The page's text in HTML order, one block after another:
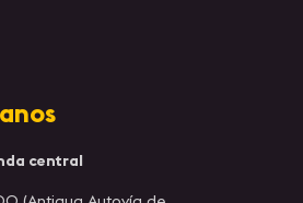
central